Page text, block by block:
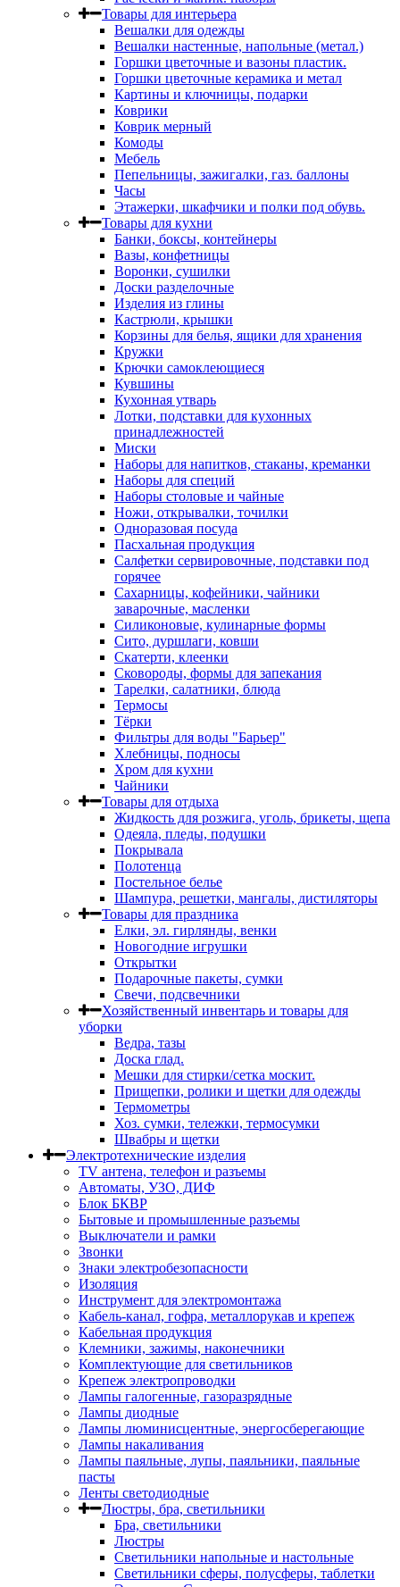
Товары для интерьера
Вешалки для одежды
Вешалки настенные, напольные (метал.)
Горшки цветочные и вазоны пластик.
Горшки цветочные керамика и метал
Картины и ключницы, подарки
Коврики
Коврик мерный
Комоды
Мебель
Пепельницы, зажигалки, газ. баллоны
Часы
Этажерки, шкафчики и полки под обувь.
Товары для кухни
Банки, боксы, контейнеры
Вазы, конфетницы
Воронки, сушилки
Доски разделочные
Изделия из глины
Кастрюли, крышки
Корзины для белья, ящики для хранения
Кружки
Крючки самоклеющиеся
Кувшины
Кухонная утварь
Лотки, подставки для кухонных
принадлежностей
Миски
Наборы для напитков, стаканы, креманки
Наборы для специй
Наборы столовые и чайные
Ножи, открывалки, точилки
Одноразовая посуда
Пасхальная продукция
Салфетки сервировочные, подставки под
горячее
Сахарницы, кофейники, чайники
заварочные, масленки
Силиконовые, кулинарные формы
Сито, дуршлаги, ковши
Скатерти, клеенки
Сковороды, формы для запекания
Тарелки, салатники, блюда
Термосы
Тёрки
Фильтры для воды "Барьер"
Хлебницы, подносы
Хром для кухни
Чайники
Товары для отдыха
Жидкость для розжига, уголь, брикеты, щепа
Одеяла, пледы, подушки
Покрывала
Полотенца
Постельное белье
Шампура, решетки, мангалы, дистиляторы
Товары для праздника
Елки, эл. гирлянды, венки
Новогодние игрушки
Открытки
Подарочные пакеты, сумки
Свечи, подсвечники
Хозяйственный инвентарь и товары для
уборки
Ведра, тазы
Доска глад.
Мешки для стирки/сетка москит.
Прищепки, ролики и щетки для одежды
Термометры
Хоз. сумки, тележки, термосумки
Швабры и щетки
Электротехнические изделия
TV aнтена, телефон и разъемы
Автоматы, УЗО, ДИФ
Блок БКВР
Бытовые и промышленные разъемы
Выключатели и рамки
Звонки
Знаки электробезопасности
Изоляция
Инструмент для электромонтажа
Кабель-канал, гофра, металлорукав и крепеж
Кабельная продукция
Клемники, зажимы, наконечники
Комплектующие для светильников
Крепеж электропроводки
Лампы галогенные, газоразрядные
Лампы диодные
Лампы люминисцентные, энергосберегающие
Лампы накаливания
Лампы паяльные, лупы, паяльники, паяльные
пасты
Ленты светодиодные
Люстры, бра, светильники
Бра, светильники
Люстры
Светильники напольные и настольные
Светильники сферы, полусферы, таблетки